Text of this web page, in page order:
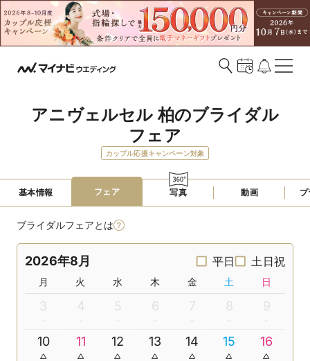
アニヴェルセル 柏のブライダル
フェア
カップル応援キャンペーン対象
基本情報 フェア 写真 動画
ブライダルフェアとは
2026年8月 平日 土日祝
月 火 水 木 金 土 日
3 4 5 6 7 8 9
10 11 12 13 14 15 16